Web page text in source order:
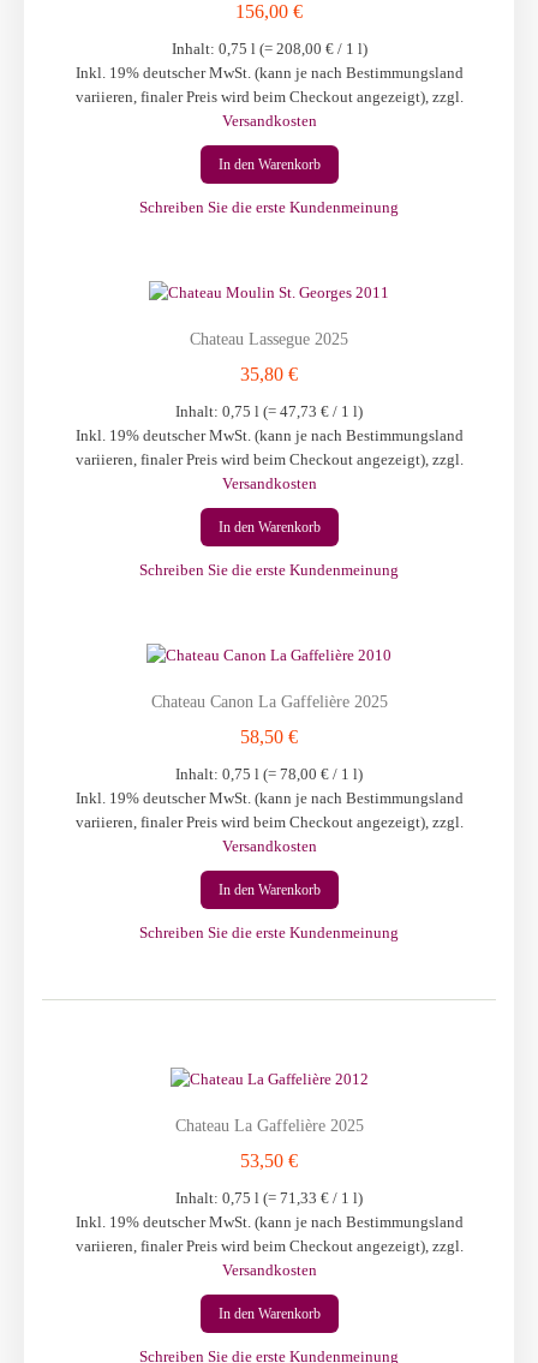
156,00 €
Inhalt: 0,75 l (= 208,00 €/ 1 l)
Inkl. 19% deutscher MwSt. (kann je nach Bestimmungsland
variieren, finaler Preis wird beim Checkout angezeigt), zzgl.
Versandkosten
In den Warenkorb
Schreiben Sie die erste Kundenmeinung
Chateau Lassegue 2025
35,80 €
Inhalt: 0,75 l (= 47,73 € / 1 l)
Inkl. 19% deutscher MwSt. (kann je nach Bestimmungsland
variieren, finaler Preis wird beim Checkout angezeigt), zzgl.
Versandkosten
In den Warenkorb
Schreiben Sie die erste Kundenmeinung
Chateau Canon La Gaffelière 2025
58,50 €
Inhalt: 0,75 l (= 78,00 € / 1 l)
Inkl. 19% deutscher MwSt. (kann je nach Bestimmungsland
variieren, finaler Preis wird beim Checkout angezeigt), zzgl.
Versandkosten
In den Warenkorb
Schreiben Sie die erste Kundenmeinung
Chateau La Gaffelière 2025
53,50 €
Inhalt: 0,75 l (= 71,33 € / 1 l)
Inkl. 19% deutscher MwSt. (kann je nach Bestimmungsland
variieren, finaler Preis wird beim Checkout angezeigt), zzgl.
Versandkosten
In den Warenkorb
Schreiben Sie die erste Kundenmeinung